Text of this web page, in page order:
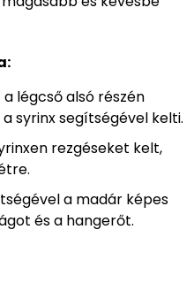
légcső alsó részén
syrinx segítségével kelti.
rezgéseket kelt,
a madár képes
és a hangerőt.